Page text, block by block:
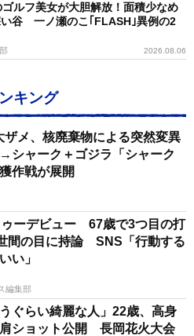
ルフ美女が大胆解放！面積少なめ
谷 一ノ瀬のこ｢FLASH｣異例の2
2026.08.06
キング
ザメ、核廃棄物による突然変異
シャーク＋ゴジラ「シャーク
作戦が展開
ーデビュー 67歳で3つ目の打
の目に持論 SNS「行動する
い」
編集部
うぐらい綺麗な人」22歳、高身
ショット公開 長岡花火大会